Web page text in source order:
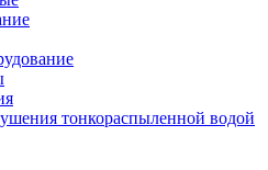
тонкораспыленной водой